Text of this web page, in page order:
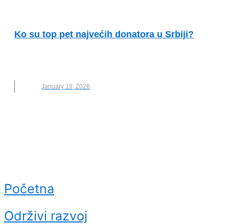
Ko su top pet najvećih donatora u Srbiji?
January 19, 2026
Početna
Održivi razvoj